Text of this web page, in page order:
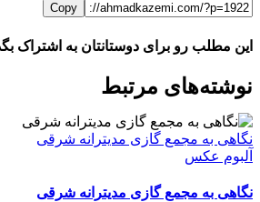
Copy
این مطلب رو برای دوستانتان به اشتراک
FacebookX
LinkedIn
WhatsApp
Telegram
ایمیل
نوشته‌‌های مرتبط
نگاهی به مجمع گازی مدیترانه شرقی
آلبوم عکس
نگاهی به مجمع گازی مدیترانه شرقی